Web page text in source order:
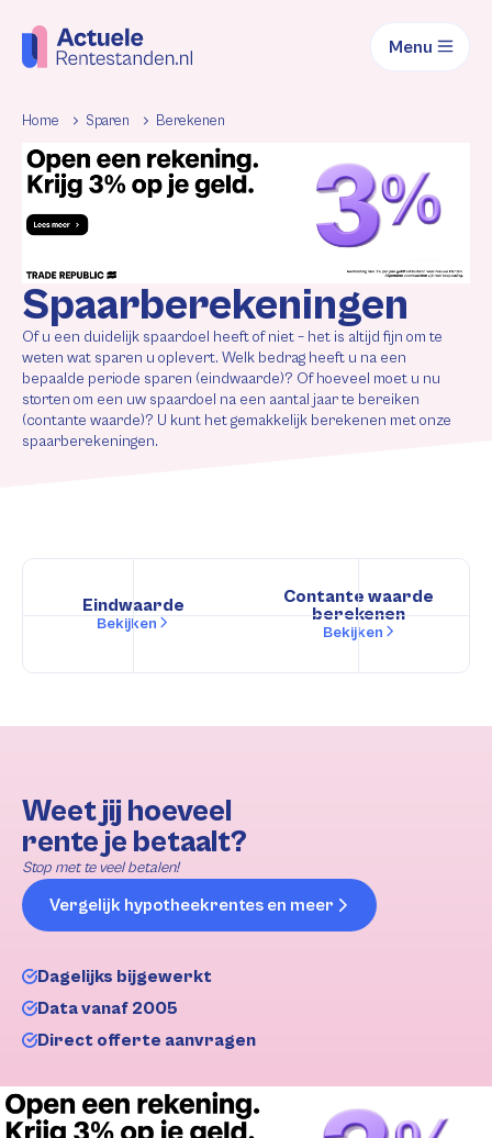
Menu
Home Sparen Berekenen
Spaarberekeningen
Of u een duidelijk spaardoel heeft of niet – het is altijd fijn om te
weten wat sparen u oplevert. Welk bedrag heeft u na een
bepaalde periode sparen (eindwaarde)? Of hoeveel moet u nu
storten om een uw spaardoel na een aantal jaar te bereiken
(contante waarde)? U kunt het gemakkelijk berekenen met onze
spaarberekeningen.
Eindwaarde
Bekijken
Contante waarde
berekenen
Bekijken
Weet jij hoeveel
rente je betaalt?
Stop met te veel betalen!
Vergelijk hypotheekrentes en meer
Dagelijks bijgewerkt
Data vanaf 2005
Direct offerte aanvragen